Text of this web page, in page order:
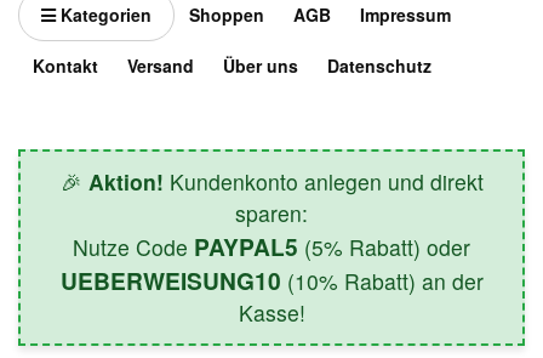
Kategorien Shoppen AGB Impressum
Kontakt Versand Über uns Datenschutz
🎉 Aktion! Kundenkonto anlegen und direkt
sparen:
Nutze Code PAYPAL5 (5% Rabatt) oder
UEBERWEISUNG10 (10% Rabatt) an der
Kasse!